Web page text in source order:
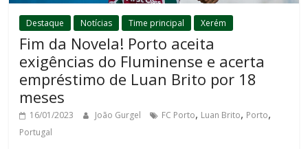
Destaque Notícias Time principal Xerém
Fim da Novela! Porto aceita
exigências do Fluminense e acerta
empréstimo de Luan Brito por 18
meses
16/01/2023 João Gurgel FC Porto, Luan Brito, Porto,
Portugal